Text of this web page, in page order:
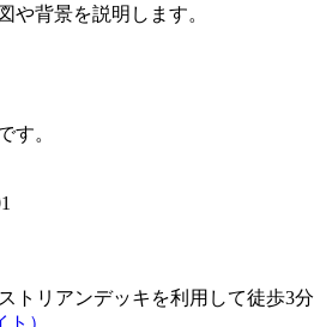
や背景を説明します。
す。
トリアンデッキを利用して徒歩3分
）